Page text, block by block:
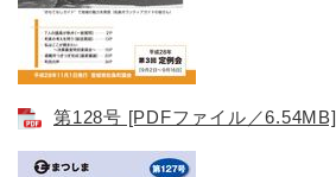
第128号​ [PDFファイル／6.54MB]